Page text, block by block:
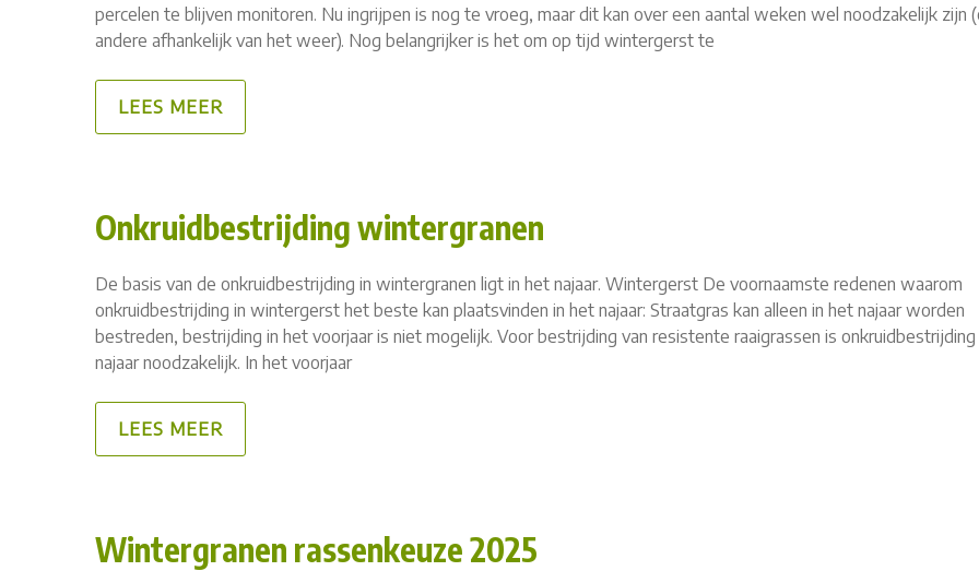
percelen te blijven monitoren. Nu ingrijpen is nog te vroeg, maar dit kan over een aantal weken wel noodzakelijk zijn
andere afhankelijk van het weer). Nog belangrijker is het om op tijd wintergerst te
LEES MEER
Onkruidbestrijding wintergranen
De basis van de onkruidbestrijding in wintergranen ligt in het najaar. Wintergerst De voornaamste redenen waarom
onkruidbestrijding in wintergerst het beste kan plaatsvinden in het najaar: Straatgras kan alleen in het najaar worden
bestreden, bestrijding in het voorjaar is niet mogelijk. Voor bestrijding van resistente raaigrassen is
najaar noodzakelijk. In het voorjaar
LEES MEER
Wintergranen rassenkeuze 2025